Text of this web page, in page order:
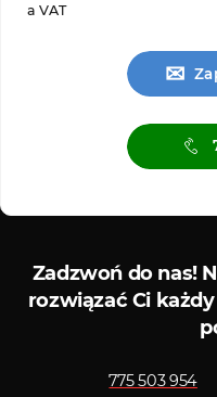
a VAT
✉
Zadzwoń do nas!
rozwiązać Ci
775 503 954